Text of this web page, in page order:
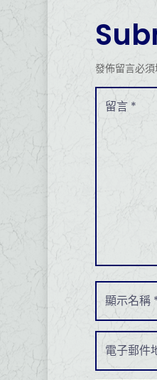
發佈留言必須